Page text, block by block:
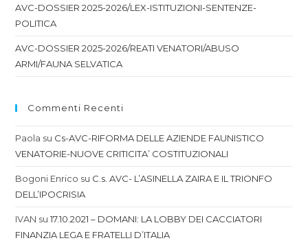
AVC-DOSSIER 2025-2026/LEX-ISTITUZIONI-SENTENZE-
POLITICA
AVC-DOSSIER 2025-2026/REATI VENATORI/ABUSO
ARMI/FAUNA SELVATICA
Commenti Recenti
Paola su Cs-AVC-RIFORMA DELLE AZIENDE FAUNISTICO
VENATORIE-NUOVE CRITICITA’ COSTITUZIONALI
Bogoni Enrico su C.s. AVC- L’ASINELLA ZAIRA E IL TRIONFO
DELL’IPOCRISIA
IVAN su17.10.2021 – DOMANI: LA LOBBY DEI CACCIATORI
FINANZIA LEGA E FRATELLI D’ITALIA